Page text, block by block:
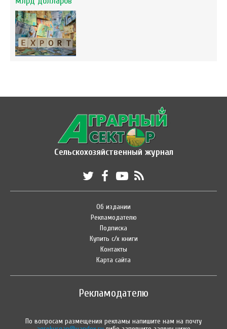
Сельскохозяйственный журнал
Об издании
Рекламодателю
Подписка
Купить с/х книги
Контакты
Карта сайта
Рекламодателю
По вопросам размещения рекламы напишите нам на почту